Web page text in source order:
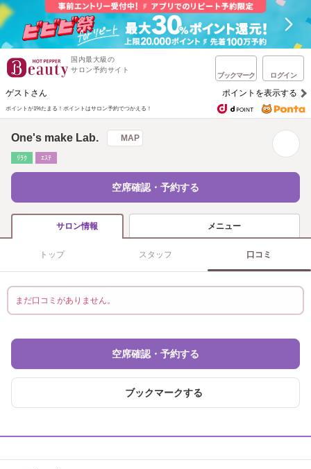
国内最大級の
サロン予約サイト
ブックマーク ログイン
ゲストさん ポイントを表示する
ポイントが1%たまる！ ポイントはサロン予約でつかえる！
One's make Lab. MAP
ﾘﾗｸ ｴｽﾃ
空席確認・予約する
サロン情報 メニュー
トップ スタッフ 口コミ
まだ口コミがありません。
空席確認・予約する
ブックマークする